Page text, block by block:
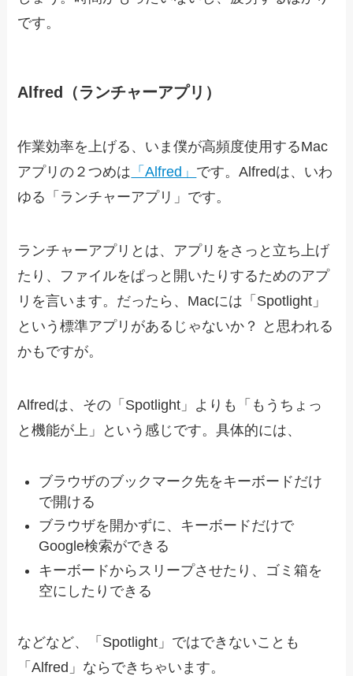
です。
Alfred（ランチャーアプリ）
作業効率を上げる、いま僕が高頻度使用するMac
アプリの２つめは 「Alfred」 です。Alfredは、いわ
ゆる「ランチャーアプリ」です。
ランチャーアプリとは、アプリをさっと立ち上げ
たり、ファイルをぱっと開いたりするためのアプ
リを言います。だったら、Macには「Spotlight」
という標準アプリがあるじゃないか？ と思われる
かもですが。
Alfredは、その「Spotlight」よりも「もうちょっ
と機能が上」という感じです。具体的には、
ブラウザのブックマーク先をキーボードだけ
で開ける
ブラウザを開かずに、キーボードだけで
Google検索ができる
キーボードからスリープさせたり、ゴミ箱を
空にしたりできる
などなど、「Spotlight」ではできないことも
「Alfred」ならできちゃいます。